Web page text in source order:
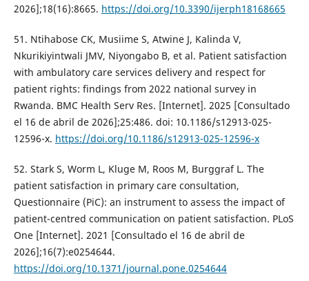
2026];18(16):8665. https://doi.org/10.3390/ijerph18168665
51. Ntihabose CK, Musiime S, Atwine J, Kalinda V,
Nkurikiyintwali JMV, Niyongabo B, et al. Patient satisfaction
with ambulatory care services delivery and respect for
patient rights: findings from 2022 national survey in
Rwanda. BMC Health Serv Res. [Internet]. 2025 [Consultado
el 16 de abril de 2026];25:486. doi: 10.1186/s12913-025-
12596-x. https://doi.org/10.1186/s12913-025-12596-x
52. Stark S, Worm L, Kluge M, Roos M, Burggraf L. The
patient satisfaction in primary care consultation,
Questionnaire (PiC): an instrument to assess the impact of
patient-centred communication on patient satisfaction. PLoS
One [Internet]. 2021 [Consultado el 16 de abril de
2026];16(7):e0254644.
https://doi.org/10.1371/journal.pone.0254644